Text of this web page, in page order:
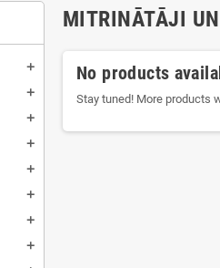
add
add
add
add
add
add
add
add
MITRINĀTĀJI
No products
Stay tuned! More products